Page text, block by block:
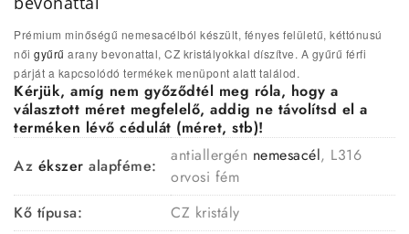
Prémium minőségű nemesacélból készült, fényes felületű, kéttónusú
női gyűrű arany bevonattal, CZ kristályokkal díszítve. A gyűrű férfi
párját a kapcsolódó termékek menüpont alatt találod.
Kérjük, amíg nem győződtél meg róla, hogy a
választott méret megfelelő, addig ne távolítsd el a
terméken lévő cédulát (méret, stb)!
Az ékszer alapféme:
antiallergén nemesacél, L316
orvosi fém
Kő típusa:
CZ kristály